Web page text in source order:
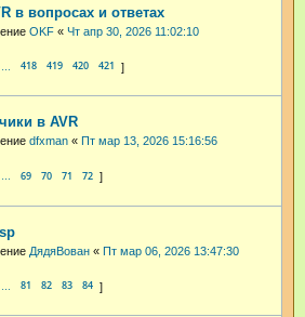
в вопросах и ответах
OKF « Чт апр 30, 2026 11:02:10
418 419 420 421
в AVR
dfxman « Пт мар 13, 2026 15:16:56
… 69 70 71 72
ДядяВован « Пт мар 06, 2026 13:47:30
81 82 83 84